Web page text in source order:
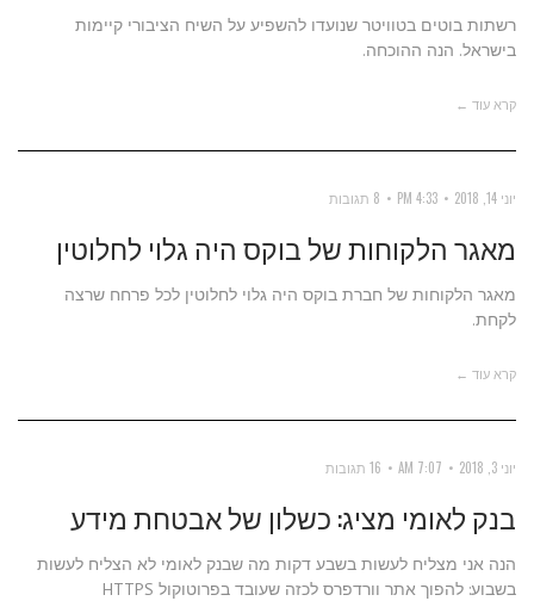
רשתות בוטים בטוויטר שנועדו להשפיע על השיח הציבורי קיימות
בישראל. הנה ההוכחה.
קרא עוד ←
יוני 14, 2018 4:33 PM 8 תגובות
מאגר הלקוחות של בוקס היה גלוי לחלוטין
מאגר הלקוחות של חברת בוקס היה גלוי לחלוטין לכל פרחח שרצה
לקחת.
קרא עוד ←
יוני 3, 2018 7:07 AM 16 תגובות
בנק לאומי מציג: כשלון של אבטחת מידע
הנה אני מצליח לעשות בשבע דקות מה שבנק לאומי לא הצליח לעשות
בשבוע: להפוך אתר וורדפרס לכזה שעובד בפרוטוקול HTTPS